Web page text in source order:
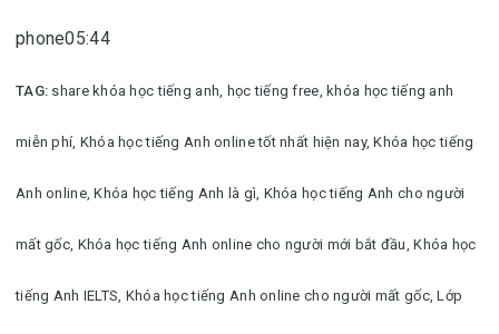
phone05:44
TAG: share khóa học tiếng anh, học tiếng free, khóa học tiếng anh
miễn phí, Khóa học tiếng Anh online tốt nhất hiện nay,Khóa học tiếng
Anh online,Khóa học tiếng Anh là gì, Khóa học tiếng Anh cho người
mất gốc, Khóa học tiếng Anh online cho người mới bắt đầu,Khóa học
tiếng Anh IELTS, Khóa học tiếng Anh online cho người mất gốc,Lớp